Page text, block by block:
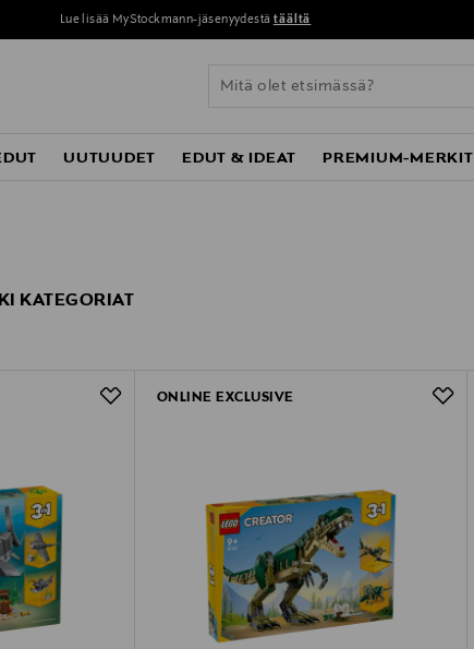
Lue lisää MyStockmann-jäsenyydestä täältä
UUTUUDET EDUT & IDEAT PREMIUM-MERKIT
KATEGORIAT
ONLINE EXCLUSIVE